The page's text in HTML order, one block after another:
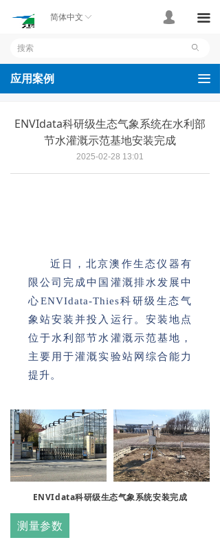
끀
首页
产品
应用案例
关于我们
联系我们
ꀅ
简体中文 넙
ꄙ
ENVIdata科研级生态气象系统在水利部
节水灌溉示范基地安装完成
近日，北京澳作生态仪器有
限公司完成中国灌溉排水发展中
心ENVIdata-Thies科研级生态气
象站安装并投入运行。安装地点
位于水利部节水灌溉示范基地，
主要用于灌溉实验站网综合能力
提升。
ENVIdata科研级生态气象系统安装完成
测量参数
2025-02-28 13:01
应用案例 끀